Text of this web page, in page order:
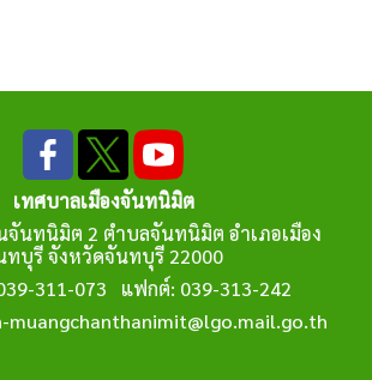
เทศบาลเมืองจันทนิมิต
จันทนิมิต 2 ตำบลจันทนิมิต อำเภอเมือง
ทบุรี จังหวัดจันทบุรี 22000
311-073 แฟกต์: 039-313-242
muangchanthanimit@lgo.mail.go.th